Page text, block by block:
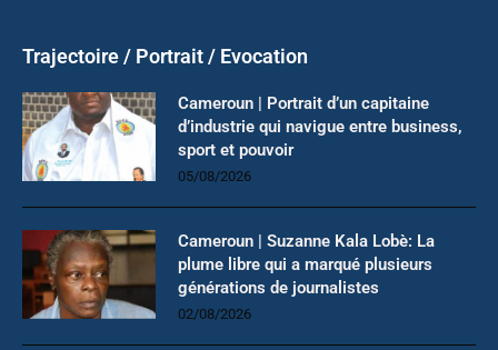
Trajectoire / Portrait / Evocation
Cameroun | Portrait d’un capitaine
d’industrie qui navigue entre business,
sport et pouvoir
05/08/2026
Cameroun | Suzanne Kala Lobè: La
plume libre qui a marqué plusieurs
générations de journalistes
02/08/2026